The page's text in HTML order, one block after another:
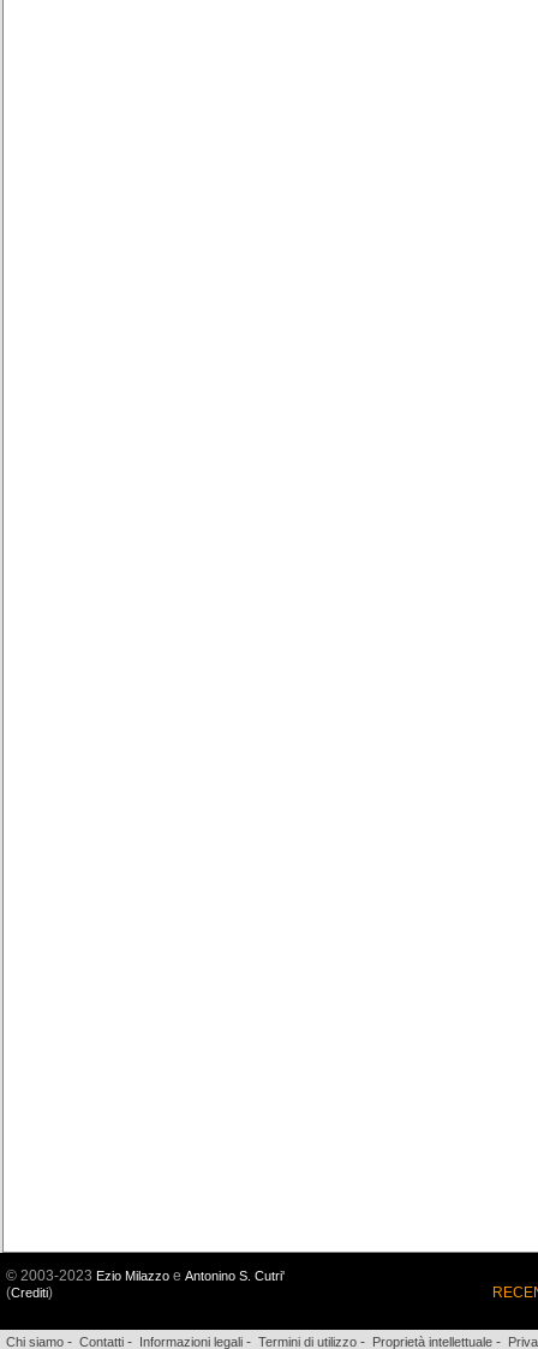
© 2003-2023 Ezio Milazzo e Antonino S. Cutri'
(Crediti)
Chi siamo - Contatti - Informazioni legali - Termini di utilizzo - Proprietà intellettuale -